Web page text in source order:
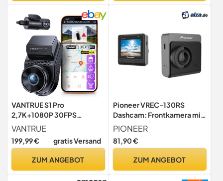
Max 256G
VANTRUE S1 Pro
2,7K+1080P 30FPS
Dashcam Vorne Hinten,
2,5K 60FPS Vorne
VANTRUE
199,99 € gratis Versand
ZUM ANGEBOT
Pioneer VREC-130RS
Dashcam: Frontkamera mit
Full HD 1920 x 1080p
Aufzeichnung, 132°
Weitwinkel, 2“ Farbdisplay,
PIONEER
81,90 €
ZUM ANGEBOT